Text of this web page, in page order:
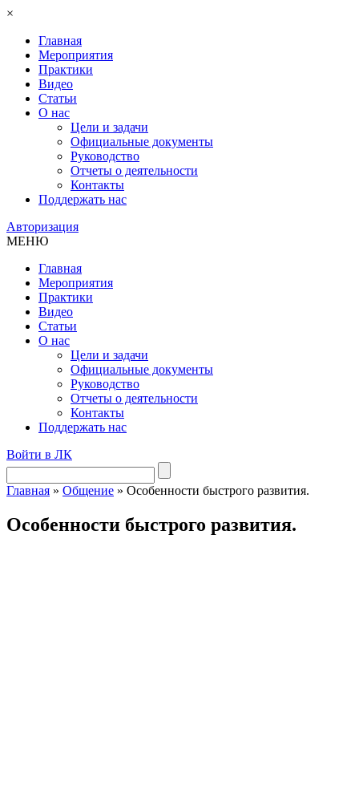
×
Главная
Мероприятия
Практики
Видео
Статьи
О нас
Цели и задачи
Официальные документы
Руководство
Отчеты о деятельности
Контакты
Поддержать нас
Авторизация
МЕНЮ
Главная
Мероприятия
Практики
Видео
Статьи
О нас
Цели и задачи
Официальные документы
Руководство
Отчеты о деятельности
Контакты
Поддержать нас
Войти в ЛК
Главная » Общение » Особенности быстрого развития.
Особенности быстрого развития.